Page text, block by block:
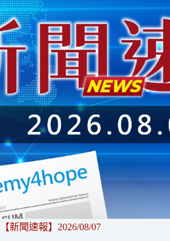
【新聞速報】2026/08/07